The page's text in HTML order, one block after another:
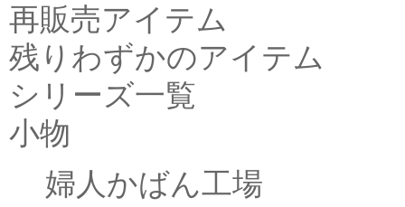
再販売アイテム
残りわずかのアイテム
シリーズ一覧
小物
婦人かばん工場